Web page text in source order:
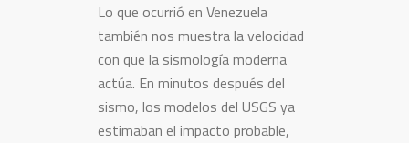
Lo que ocurrió en Venezuela
también nos muestra la velocidad
con que la sismología moderna
actúa. En minutos después del
sismo, los modelos del USGS ya
estimaban el impacto probable,